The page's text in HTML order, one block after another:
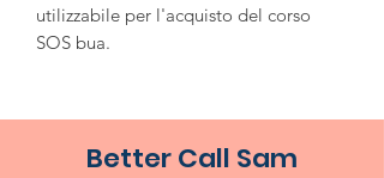
utilizzabile per l'acquisto del corso
SOS bua.
Better Call Sam